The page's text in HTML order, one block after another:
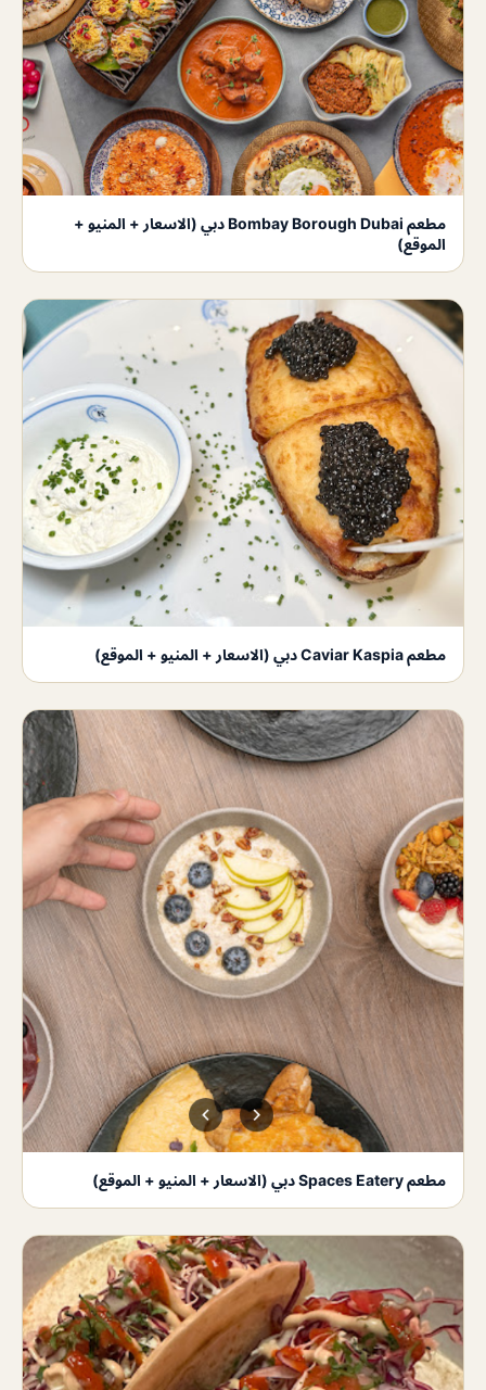
مطعم Bombay Borough Dubai دبي (الاسعار + المنيو +
الموقع)
مطعم Caviar Kaspia دبي (الاسعار + المنيو + الموقع)
مطعم Spaces Eatery دبي (الاسعار + المنيو + الموقع)